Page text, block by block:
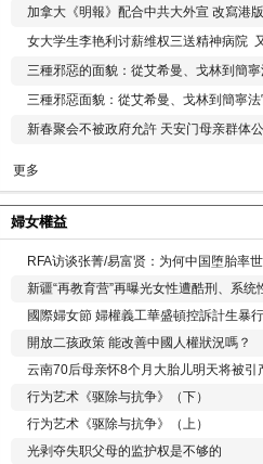
加拿大《明報》配合中共大外宣 改寫港
女大学生李艳利讨薪维权三送精神病院
三種邪惡的面貌：從艾希曼、戈林到簡寧
三種邪惡面貌：從艾希曼、戈林到簡寧法
新春聚会不被政府允許 天安门母亲群体
更多
婦女權益
RFA访谈张菁/易富贤：为何中国堕胎率
新疆“再教育营”再曝光女性遭酷刑、系统
國際婦女節 婦權義工華盛頓控訴計生暴行
開放二孩政策 能改善中國人權狀況嗎？
云南70后母亲怀8个月大胎儿明天将被引
行为艺术《驱除与抗争》（下）
行为艺术《驱除与抗争》（上）
光剥夺失职父母的监护权是不够的